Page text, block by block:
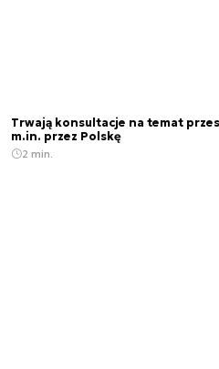
Trwają konsultacje na temat
m.in. przez Polskę
2 min.